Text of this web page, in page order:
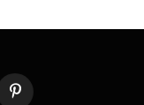
Pinterest